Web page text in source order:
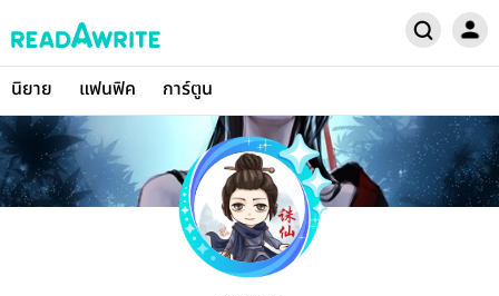
นิยาย แฟนฟิค การ์ตูน